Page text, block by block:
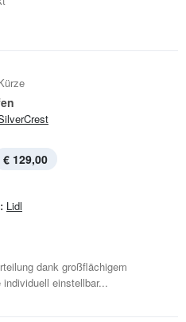
€ 129,00
Lidl
dank großflächigem
einstellbar...